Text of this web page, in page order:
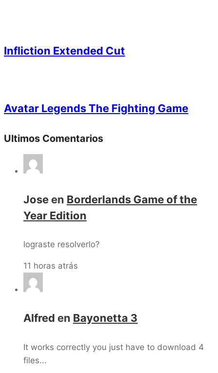
Infliction Extended Cut
Avatar Legends The Fighting Game
Ultimos Comentarios
Jose en Borderlands Game of the
Year Edition
lograste resolverlo?
11 horas atrás
Alfred en Bayonetta 3
It works correctly you just have to download 4
files...